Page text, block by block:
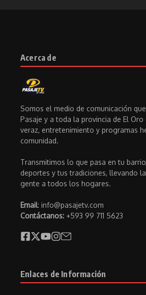
Acerca de
Somos el medio de comunicación
Pasaje y a toda la provincia de El
veraz, entretenimiento y programas
comunidad.
Transmitimos lo que pasa en tu
deportes y tus tradiciones, llevando
gente a todos los hogares.
Email: info@pasajetv.com
Contáctanos: +593 99 711 5623
Enlaces de Información